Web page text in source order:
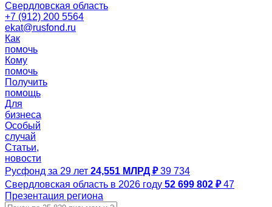
Свердловская область
+7 (912) 200 5564
ekat@rusfond.ru
Как
помочь
Кому
помочь
Получить
помощь
Для
бизнеса
Особый
случай
Статьи,
новости
Русфонд за 29 лет 24,551 МЛРД ₽ 39 734
Свердловская область в 2026 году 52 699 802 ₽ 47
Презентация региона